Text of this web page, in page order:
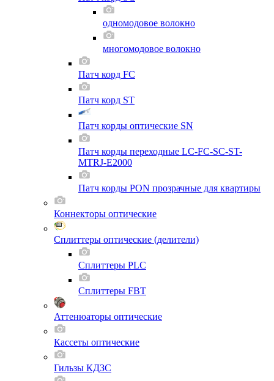
одномодовое волокно
многомодовое волокно
Патч корд FC
Патч корд ST
Патч корды оптические SN
Патч корды переходные LC-FC-SC-ST-
MTRJ-E2000
Патч корды PON прозрачные для квартиры
Коннекторы оптические
Сплиттеры оптические (делители)
Сплиттеры PLC
Сплиттеры FBT
Аттенюаторы оптические
Кассеты оптические
Гильзы КДЗС